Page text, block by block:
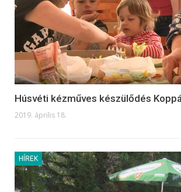
Húsvéti kézműves készülődés
2019. április 18.
HÍREK